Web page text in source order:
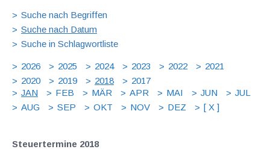
Suche nach Begriffen
Suche nach Datum
Suche in Schlagwortliste
2026 2025 2024 2023 2022
2021
2020
2019 2018
2017
JAN
FEB MÄR APR MAI JUN
JUL
AUG
SEP OKT NOV DEZ [ X ]
Steuertermine 2018